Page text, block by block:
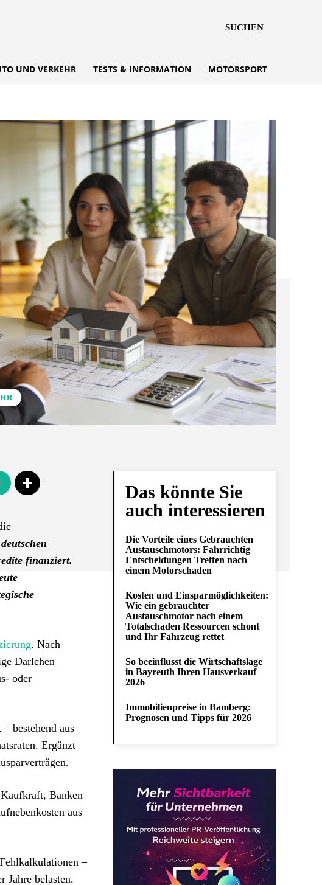
SUCHEN
UND VERKEHR TESTS & INFORMATION MOTORSPORT
finanziert.
. Nach
Darlehen
oder
bestehend aus
Ergänzt
Banken
aus
–
Jahre belasten.
Das könnte Sie
auch interessieren
Die Vorteile eines Gebrauchten
Austauschmotors: Fahrrichtig
Entscheidungen Treffen nach
einem Motorschaden
Kosten und Einsparmöglichkeiten:
Wie ein gebrauchter
Austauschmotor nach einem
Totalschaden Ressourcen schont
und Ihr Fahrzeug rettet
So beeinflusst die Wirtschaftslage
in Bayreuth Ihren Hausverkauf
2026
Immobilienpreise in Bamberg:
Prognosen und Tipps für 2026